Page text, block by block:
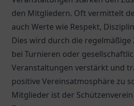
den Mitgliedern. Oft vermittelt
auch Werte wie Respekt,
Dies wird durch die
bei Turnieren oder
Veranstaltungen verstärkt und
positive Vereinsatmosphäre zu
Mitglieder ist der